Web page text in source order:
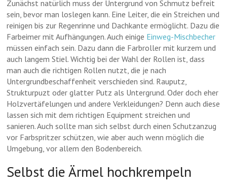
Zunächst natürlich muss der Untergrund von Schmutz befreit
sein, bevor man loslegen kann. Eine Leiter, die ein Streichen und
reinigen bis zur Regenrinne und Dachkante ermöglicht. Dazu die
Farbeimer mit Aufhängungen. Auch einige Einweg-Mischbecher
müssen einfach sein. Dazu dann die Farbroller mit kurzem und
auch langem Stiel. Wichtig bei der Wahl der Rollen ist, dass
man auch die richtigen Rollen nutzt, die je nach
Untergrundbeschaffenheit verschieden sind. Rauputz,
Strukturpuzt oder glatter Putz als Untergrund. Oder doch eher
Holzvertäfelungen und andere Verkleidungen? Denn auch diese
lassen sich mit dem richtigen Equipment streichen und
sanieren. Auch sollte man sich selbst durch einen Schutzanzug
vor Farbspritzer schützen, wie aber auch wenn möglich die
Umgebung, vor allem den Bodenbereich.
Selbst die Ärmel hochkrempeln